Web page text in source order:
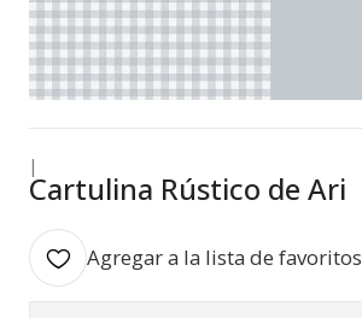
|
Cartulina Rústico de Ari
Agregar a la lista de favoritos